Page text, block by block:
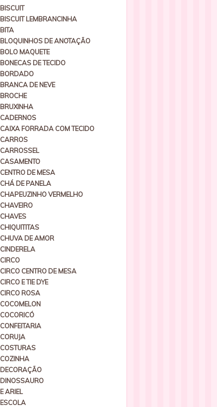
BISCUIT
BISCUIT LEMBRANCINHA
BITA
BLOQUINHOS DE ANOTAÇÃO
BOLO MAQUETE
BONECAS DE TECIDO
BORDADO
BRANCA DE NEVE
BROCHE
BRUXINHA
CADERNOS
CAIXA FORRADA COM TECIDO
CARROS
CARROSSEL
CASAMENTO
CENTRO DE MESA
CHÁ DE PANELA
CHAPEUZINHO VERMELHO
CHAVEIRO
CHAVES
CHIQUITITAS
CHUVA DE AMOR
CINDERELA
CIRCO
CIRCO CENTRO DE MESA
CIRCO E TIE DYE
CIRCO ROSA
COCOMELON
COCORICÓ
CONFEITARIA
CORUJA
COSTURAS
COZINHA
DECORAÇÃO
DINOSSAURO
E ARIEL
ESCOLA